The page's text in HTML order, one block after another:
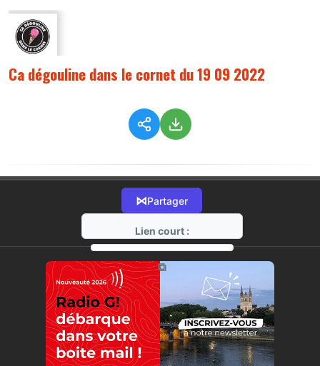
Ca dégouline dans le cornet du 19 09 2022
⋈Partager
Lien court :
https://radio-g.fr?9316
⧉